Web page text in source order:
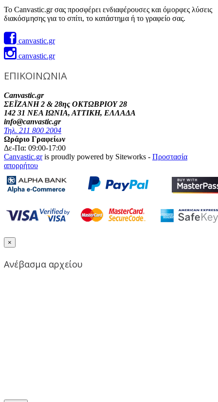
Το Canvastic.gr σας προσφέρει ενδιαφέρουσες και όμορφες λύσεις
διακόσμησης για το σπίτι, το κατάστημα ή το γραφείο σας.
canvastic.gr
canvastic.gr
ΕΠΙΚΟΙΝΩΝΙΑ
Canvastic.gr
ΣΕΪΖΑΝΗ 2 & 28ης ΟΚΤΩΒΡΙΟΥ 28
142 31 ΝΕΑ ΙΩΝΙΑ, ΑΤΤΙΚΗ, ΕΛΛΑΔΑ
info@canvastic.gr
Τηλ. 211 800 2004
Ωράριο Γραφείων
Δε-Πα: 09:00-17:00
Canvastic.gris proudly powered by Siteworks - Προστασία
απορρήτου
×
Ανέβασμα αρχείου